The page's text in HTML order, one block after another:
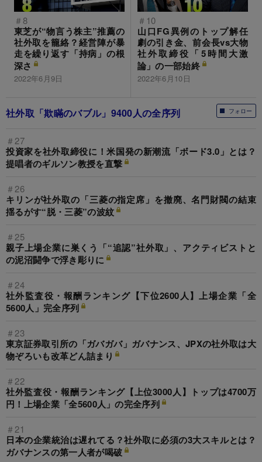
＃8
東芝が“物言う株主”推薦の
社外取を籠絡？経営陣が暴
走を繰り返す「持病」の根
深さ
2022年6月9日
＃10
山口FG異例のトップ解任
劇の引き金、前会長vs大物
社外取締役「5時間大激
論」の一部始終
2022年6月10日
フォロー
社外取「欺瞞のバブル」9400人の全序列
＃27
投資家を社外取締役に！米国発の新潮流「ボード3.0」とは？
提唱者のギルソン教授を直撃
＃26
キリンが社外取の「三菱の指定席」を撤廃、名門財閥の結束
揺るがす“脱・三菱”の波紋
＃25
親子上場企業に巣くう「“追認”社外取」、アクティビストと
の泥沼闘争で浮き彫りに
＃24
社外監査役・報酬ランキング【下位2600人】上場企業「全
5600人」完全序列
＃23
東京証券取引所の「ガバガバ」ガバナンス、JPXの社外取は大
物ぞろいも改革どん詰まり
＃22
社外監査役・報酬ランキング【上位3000人】トップは4700万
円！上場企業「全5600人」の完全序列
＃21
日本の企業統治は遅れてる？社外取に必須の3大スキルとは？
ガバナンスの第一人者が喝破